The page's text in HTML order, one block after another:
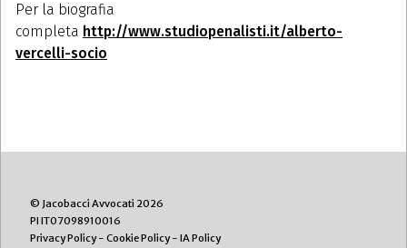
Per la biografia
completa http://www.studiopenalisti.it/alberto-
vercelli-socio
© Jacobacci Avvocati 2026
PI IT07098910016
Privacy Policy- Cookie Policy- IA Policy